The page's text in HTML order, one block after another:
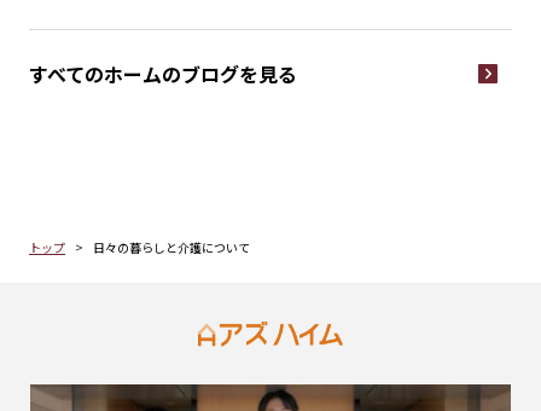
トップ 日々の暮らしと介護について
すべてのホームのブログを見る